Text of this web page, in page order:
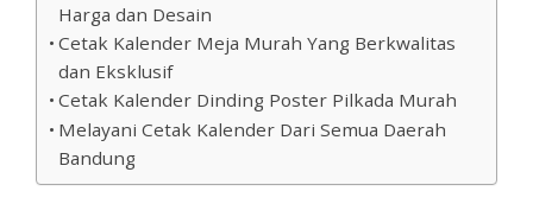
Harga dan Desain
Cetak Kalender Meja Murah Yang Berkwalitas
dan Eksklusif
Cetak Kalender Dinding Poster Pilkada Murah
Melayani Cetak Kalender Dari Semua Daerah
Bandung